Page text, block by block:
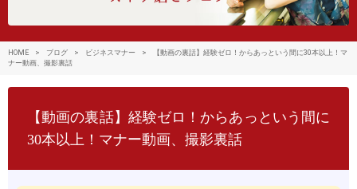
HOME > ブログ > ビジネスマナー >
【動画の裏話】経験ゼロ！からあっという間に30本以上！マ
ナー動画、撮影裏話
【動画の裏話】経験ゼロ！からあっという間に
30本以上！マナー動画、撮影裏話